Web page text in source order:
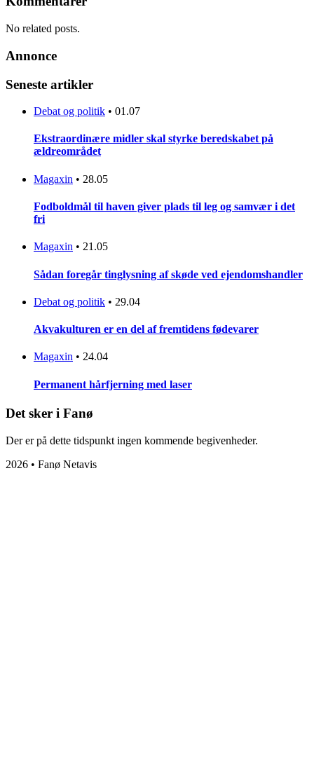
No related posts.
Annonce
Seneste artikler
Debat og politik • 01.07
Ekstraordinære midler skal styrke beredskabet på
ældreområdet
Magaxin • 28.05
Fodboldmål til haven giver plads til leg og samvær i det
fri
Magaxin • 21.05
Sådan foregår tinglysning af skøde ved ejendomshandler
Debat og politik • 29.04
Akvakulturen er en del af fremtidens fødevarer
Magaxin • 24.04
Permanent hårfjerning med laser
Det sker i Fanø
Der er på dette tidspunkt ingen kommende begivenheder.
2026 • Fanø Netavis